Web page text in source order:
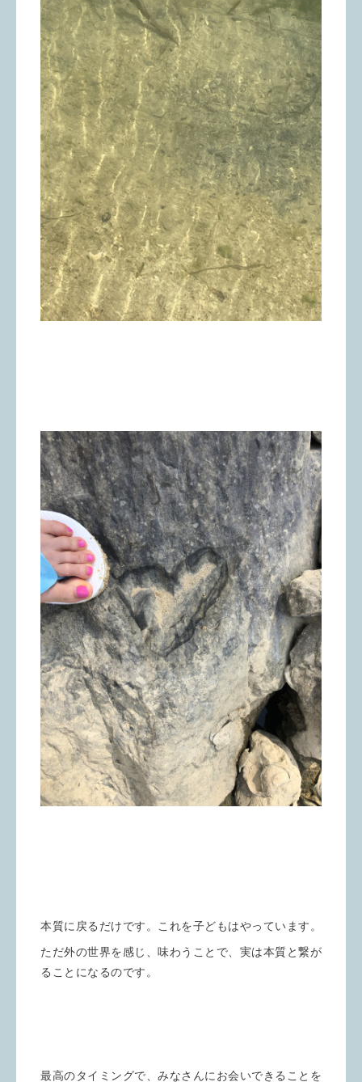
本質に戻るだけです。これを子どもはやっています。
ただ外の世界を感じ、味わうことで、実は本質と繋が
ることになるのです。
最高のタイミングで、みなさんにお会いできることを